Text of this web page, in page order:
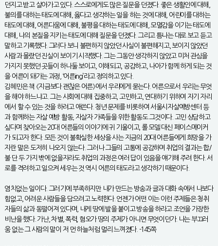
던지고 받고 살아가고 있다. 스스로에게도 많은 질문을 던졌다. 좋은 생활인에 대해,
불의를 대하는 태도에 대해, 옳다고 생각하는 일을 하는 것에 대해, 어린이를 대하는
태도에 대해, 어른다움에 대해, 불평을 대하는 태도에 대해, 모멸감을 이기는 태도에
대해, 나의 본질을 지키는 태도에 대해 질문을 던졌다. 그리고 틈나는 대로 보고 듣고
말하고 기록했다. 그러다 보니 불편하지 않았던 사실이 불편해지고, 보이지 않았던
사람과 몰랐던 진실이 보이기 시작했다. 그는 그동안 생각하지 않았고 미처 관심을
가지지 못했던 곳들이 하나둘 보이고, 이해되고, 공감하고, 나아가 함께 하게 되는 것
을 어른이 돼가는 과정, ‘어른ing’라고 정의하고 있다.
김혜민은 책 《지금보다 괜찮은 어른》에서 우리에게 묻는다. 어른으로서 우리는 무엇
을 해야 하느냐고. 그는 사회에 대해 집중하고, 고민하고, 연대하기 위하여 자기 자리
에서 할 수 있는 것을 하려고 애쓴다. 청년 문제를 비롯하여 서울시자살예방센터 등
과 함께하는 자살 예방 활동, 자살자 가족들을 위한 활동도 그것이다. 고민 상담하고
싶다며 찾아오는 20대 어른들의 이야기에 귀 기울이고, 롤 모델 대신 페이스메이커
가 되고자 한다. 모든 것이 불확실한 세상을 사는 지금의 20대 어른들에게 희망을 가
지란 말은 도저히 나오지 않는다. 그러나 그들의 고통에 공감하며 취업의 결과는 합/
불 단 두 가지 밖에 없을지라도 취업의 과정은 여러 답이 있음을 얘기해 주려 한다. 서
로를 격려하고 일으켜 세우는 것 역시 어른의 태도라고 생각하기 때문이다.
염치없는 일이다. 그러기에 부족하지만 내가 만드는 방송과 글과 대화 속에서 나보다
힘없고, 어려운 사람들을 담으려고 노력한다. 언젠가 어떤 이는 이런 주제들은 청취
자들의 삶과 동떨어져 있다며, 내게 땅에 발을 붙이고 방송을 하라고 조언을 가장한
비난을 했다. 가난, 차별, 폭력, 혐오가 땅의 주제가 아니면 무엇이던가. 나는 부끄러
움 없는 그 사람의 말이 저 먼 하늘처럼 멀리 느껴졌다. -145쪽